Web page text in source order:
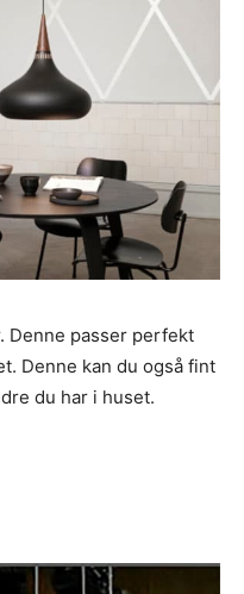
Denne passer perfekt
Denne kan du også fint
du har i huset.